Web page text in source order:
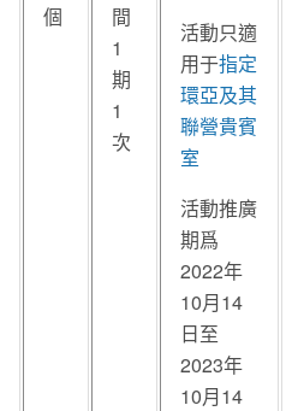
個
間
1
期
1
次
活動只適
用于指定
環亞及其
聯營貴賓
室
活動推廣
期爲
2022年
10月14
日至
2023年
10月14